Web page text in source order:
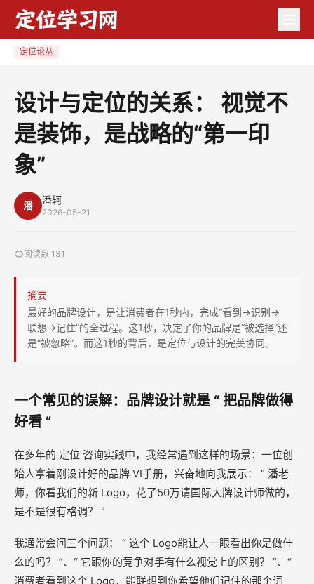
系：
“第
象”
定位论丛
设计与定位的关系： 视觉不
是装饰，是战略的“第一印
象”
潘 潘轲
2026-05-21
阅读数 131
摘要
最好的品牌设计，是让消费者在1秒内，完成“看到→识别→
联想→记住”的全过程。这1秒，决定了你的品牌是“被选择”还
是“被忽略”。而这1秒的背后，是定位与设计的完美协同。
一个常见的误解：品牌设计就是 “ 把品牌做得
好看 ”
在多年的 定位 咨询实践中，我经常遇到这样的场景：一位创
始人拿着刚设计好的品牌 VI手册，兴奋地向我展示： “ 潘老
师，你看我们的新 Logo，花了50万请国际大牌设计师做的，
是不是很有格调？ ”
我通常会问三个问题： “ 这个 Logo能让人一眼看出你是做什
么的吗？ ”、“ 它跟你的竞争对手有什么视觉上的区别？ ”、“
消费者看到这个 Logo，能联想到你希望他们记住的那个词